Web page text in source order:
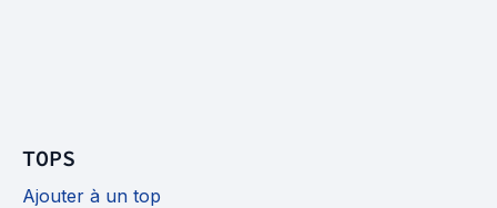
TOPS
Ajouter à un top